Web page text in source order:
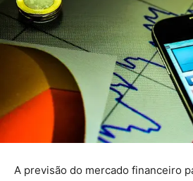
A previsão do mercado financeiro